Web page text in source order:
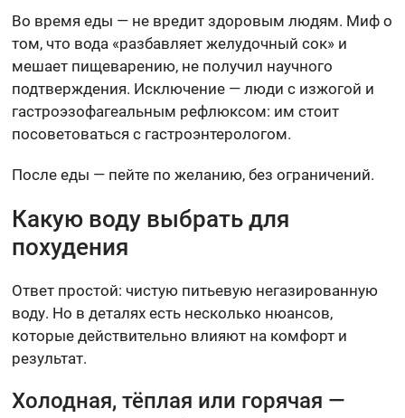
Во время еды — не вредит здоровым людям. Миф о
том, что вода «разбавляет желудочный сок» и
мешает пищеварению, не получил научного
подтверждения. Исключение — люди с изжогой и
гастроэзофагеальным рефлюксом: им стоит
посоветоваться с гастроэнтерологом.
После еды — пейте по желанию, без ограничений.
Какую воду выбрать для
похудения
Ответ простой: чистую питьевую негазированную
воду. Но в деталях есть несколько нюансов,
которые действительно влияют на комфорт и
результат.
Холодная, тёплая или горячая —